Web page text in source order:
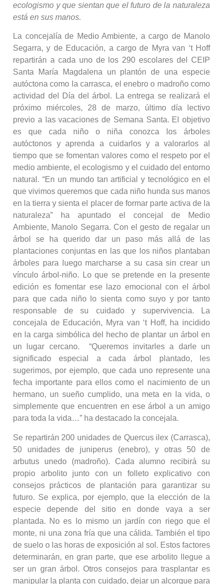
ecologismo y que sientan que el futuro de la naturaleza
está en sus manos.
La concejalía de Medio Ambiente, a cargo de Manolo
Segarra, y de Educación, a cargo de Myra van ‘t Hoff
repartirán a cada uno de los 290 escolares del CEIP
Santa María Magdalena un plantón de una especie
autóctona como la carrasca, el enebro o madroño como
actividad del Día del árbol. La entrega se realizará el
próximo miércoles, 28 de marzo, último día lectivo
previo a las vacaciones de Semana Santa. El objetivo
es que cada niño o niña conozca los árboles
autóctonos y aprenda a cuidarlos y a valorarlos al
tiempo que se fomentan valores como el respeto por el
medio ambiente, el ecologismo y el cuidado del entorno
natural. “En un mundo tan artificial y tecnológico en el
que vivimos queremos que cada niño hunda sus manos
en la tierra y sienta el placer de formar parte activa de la
naturaleza” ha apuntado el concejal de Medio
Ambiente, Manolo Segarra. Con el gesto de regalar un
árbol se ha querido dar un paso más allá de las
plantaciones conjuntas en las que los niños plantaban
árboles para luego marcharse a su casa sin crear un
vínculo árbol-niño. Lo que se pretende en la presente
edición es fomentar ese lazo emocional con el árbol
para que cada niño lo sienta como suyo y por tanto
responsable de su cuidado y supervivencia. La
concejala de Educación, Myra van ‘t Hoff, ha incidido
en la carga simbólica del hecho de plantar un árbol en
un lugar cercano. “Queremos invitarles a darle un
significado especial a cada árbol plantado, les
sugerimos, por ejemplo, que cada uno represente una
fecha importante para ellos como el nacimiento de un
hermano, un sueño cumplido, una meta en la vida, o
simplemente que encuentren en ese árbol a un amigo
para toda la vida…” ha destacado la concejala.
Se repartirán 200 unidades de Quercus ilex (Carrasca),
50 unidades de juniperus (enebro), y otras 50 de
arbutus unedo (madroño). Cada alumno recibirá su
propio arbolito junto con un folleto explicativo con
consejos prácticos de plantación para garantizar su
futuro. Se explica, por ejemplo, que la elección de la
especie depende del sitio en donde vaya a ser
plantada. No es lo mismo un jardín con riego que el
monte, ni una zona fría que una cálida. También el tipo
de suelo o las horas de exposición al sol. Estos factores
determinarán, en gran parte, que ese arbolito llegue a
ser un gran árbol. Otros consejos para trasplantar es
manipular la planta con cuidado, dejar un alcorque para